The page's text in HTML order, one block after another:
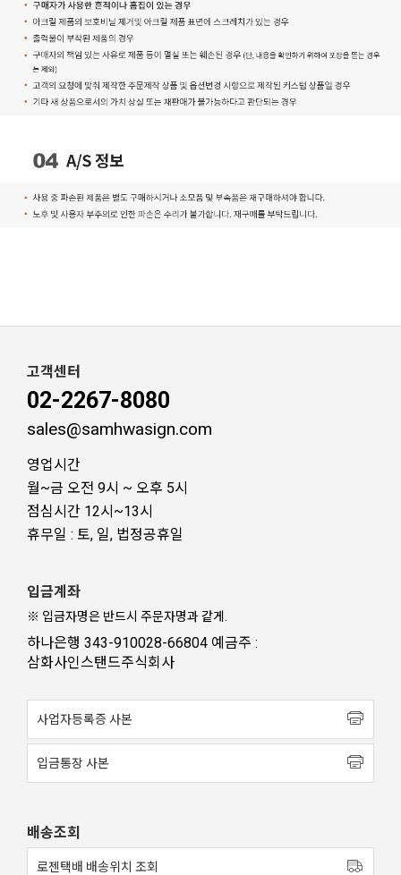
고객센터
02-2267-8080
sales@samhwasign.com
영업시간
월~금 오전 9시 ~ 오후 5시
점심시간 12시~13시
휴무일 : 토, 일, 법정공휴일
입금계좌
※ 입금자명은 반드시 주문자명과 같게.
하나은행 343-910028-66804 예금주 :
삼화사인스탠드주식회사
사업자등록증 사본
입금통장 사본
배송조회
로젠택배 배송위치 조회